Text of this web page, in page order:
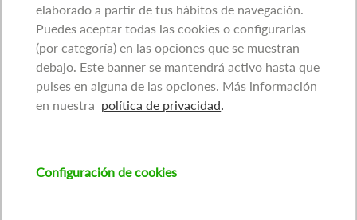
elaborado a partir de tus hábitos de navegación.
Puedes aceptar todas las cookies o configurarlas
(por categoría) en las opciones que se muestran
debajo. Este banner se mantendrá activo hasta que
pulses en alguna de las opciones. Más información
en nuestra política de privacidad
Configuración de cookies